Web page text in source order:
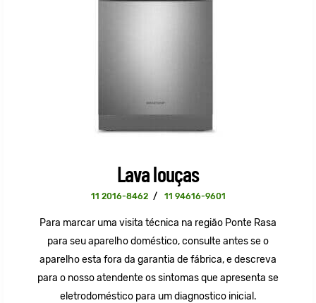
Lava louças
11 2016-8462 / 11 94616-9601
Para marcar uma visita técnica na região Ponte Rasa
para seu aparelho doméstico, consulte antes se o
aparelho esta fora da garantia de fábrica, e descreva
para o nosso atendente os sintomas que apresenta se
eletrodoméstico para um diagnostico inicial.